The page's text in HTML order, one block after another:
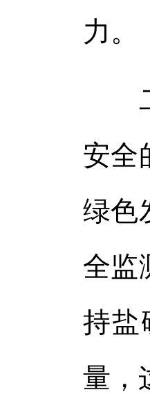
力。
二
安全
绿色
全监
持盐
量，